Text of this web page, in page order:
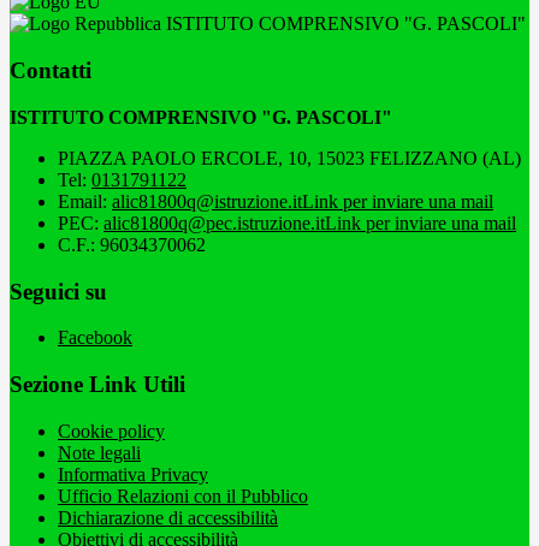
ISTITUTO COMPRENSIVO "G. PASCOLI"
Contatti
ISTITUTO COMPRENSIVO "G. PASCOLI"
PIAZZA PAOLO ERCOLE, 10, 15023 FELIZZANO (AL)
Tel: 0131791122
Email: alic81800q@istruzione.itLink per inviare una mail
PEC: alic81800q@pec.istruzione.itLink per inviare una mail
C.F.: 96034370062
Seguici su
Facebook
Sezione Link Utili
Cookie policy
Note legali
Informativa Privacy
Ufficio Relazioni con il Pubblico
Dichiarazione di accessibilità
Obiettivi di accessibilità